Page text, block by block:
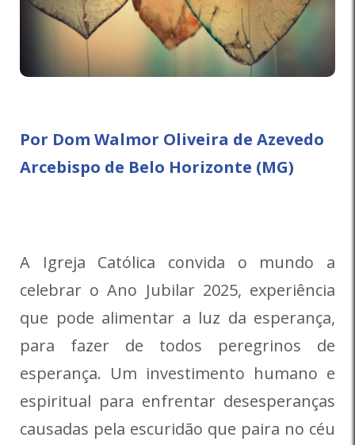
Por Dom Walmor Oliveira de Azevedo
Arcebispo de Belo Horizonte (MG)
A Igreja Católica convida o mundo a
celebrar o Ano Jubilar 2025, experiência
que pode alimentar a luz da esperança,
para fazer de todos peregrinos de
esperança. Um investimento humano e
espiritual para enfrentar desesperanças
causadas pela escuridão que paira no céu